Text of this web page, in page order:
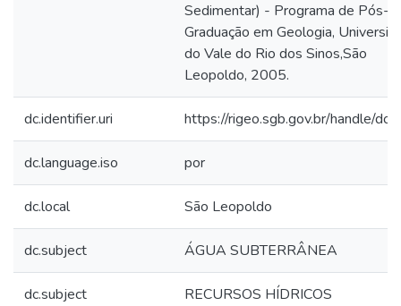
Sedimentar) - Programa de Pós-
Graduação em Geologia,
do Vale do Rio dos Sinos,São
Leopoldo, 2005.
dc.identifier.uri https://rigeo.sgb.gov.br/handle/
dc.language.iso por
dc.local São Leopoldo
dc.subject ÁGUA SUBTERRÂNEA
dc.subject RECURSOS HÍDRICOS